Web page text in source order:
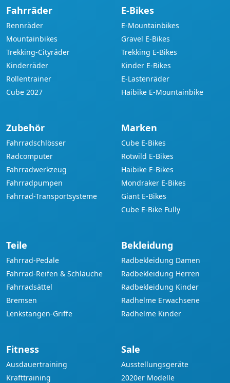
Fahrräder
Rennräder
Mountainbikes
Trekking-Cityräder
Kinderräder
Rollentrainer
Cube 2027
E-Bikes
E-Mountainbikes
Gravel E-Bikes
Trekking E-Bikes
Kinder E-Bikes
E-Lastenräder
Haibike E-Mountainbike
Zubehör
Fahrradschlösser
Radcomputer
Fahrradwerkzeug
Fahrradpumpen
Fahrrad-Transportsysteme
Marken
Cube E-Bikes
Rotwild E-Bikes
Haibike E-Bikes
Mondraker E-Bikes
Giant E-Bikes
Cube E-Bike Fully
Teile
Fahrrad-Pedale
Fahrrad-Reifen & Schläuche
Fahrradsättel
Bremsen
Lenkstangen-Griffe
Bekleidung
Radbekleidung Damen
Radbekleidung Herren
Radbekleidung Kinder
Radhelme Erwachsene
Radhelme Kinder
Fitness
Ausdauertraining
Krafttraining
Sale
Ausstellungsgeräte
2020er Modelle